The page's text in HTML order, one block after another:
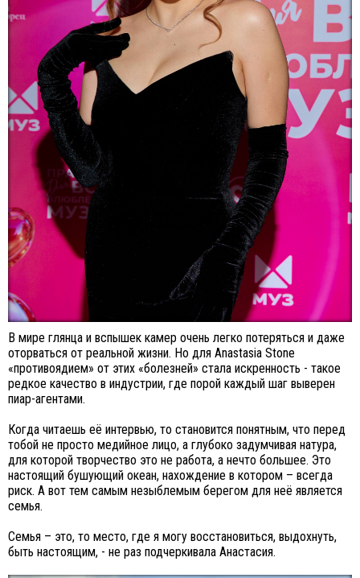
В мире глянца и вспышек камер очень легко потеряться и даже
оторваться от реальной жизни. Но для Anastasia Stone
«противоядием» от этих «болезней» стала искренность - такое
редкое качество в индустрии, где порой каждый шаг выверен
пиар-агентами.
Когда читаешь её интервью, то становится понятным, что перед
тобой не просто медийное лицо, а глубоко задумчивая натура,
для которой творчество это не работа, а нечто большее. Это
настоящий бушующий океан, нахождение в котором – всегда
риск. А вот тем самым незыблемым берегом для неё является
семья.
Семья – это, то место, где я могу восстановиться, выдохнуть,
быть настоящим, - не раз подчеркивала Анастасия.